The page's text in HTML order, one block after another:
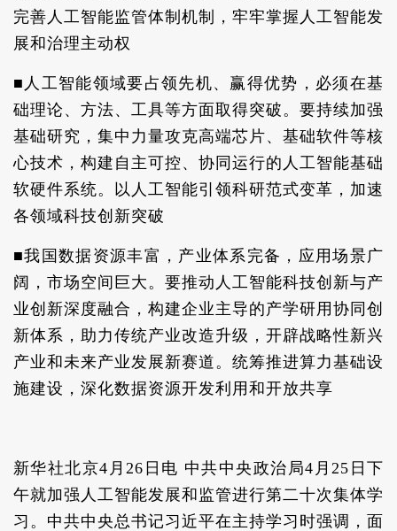
完善人工智能监管体制机制，牢牢掌握人工智能发
展和治理主动权
■人工智能领域要占领先机、赢得优势，必须在基
础理论、方法、工具等方面取得突破。要持续加强
基础研究，集中力量攻克高端芯片、基础软件等核
心技术，构建自主可控、协同运行的人工智能基础
软硬件系统。以人工智能引领科研范式变革，加速
各领域科技创新突破
■我国数据资源丰富，产业体系完备，应用场景广
阔，市场空间巨大。要推动人工智能科技创新与产
业创新深度融合，构建企业主导的产学研用协同创
新体系，助力传统产业改造升级，开辟战略性新兴
产业和未来产业发展新赛道。统筹推进算力基础设
施建设，深化数据资源开发利用和开放共享
新华社北京4月26日电 中共中央政治局4月25日下
午就加强人工智能发展和监管进行第二十次集体学
习。中共中央总书记习近平在主持学习时强调，面